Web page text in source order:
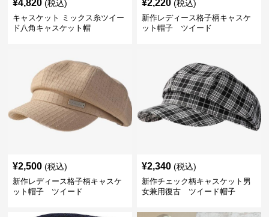
¥4,820 (税込)
キャスケット ミックス糸ツイー
ド八角キャスケット帽
¥2,220 (税込)
新作レディース格子柄キャスケ
ット帽子 ツイード
¥2,500 (税込)
新作レディース格子柄キャスケ
ット帽子 ツイード
¥2,340 (税込)
新作チェック柄キャスケット男
女兼用復古 ツイード帽子